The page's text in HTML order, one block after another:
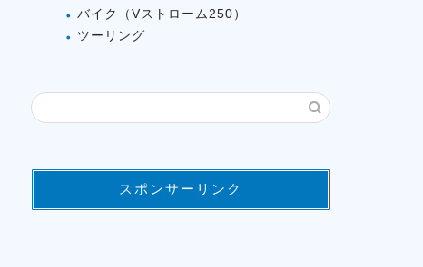
バイク（Vストローム250）
ツーリング
スポンサーリンク